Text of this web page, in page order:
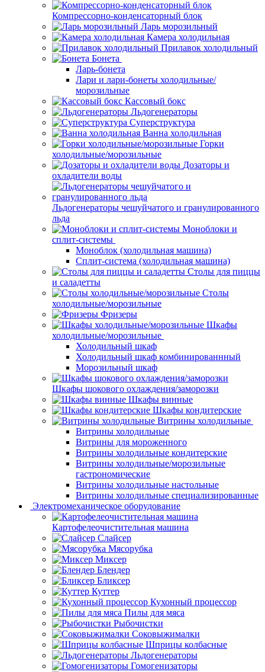
Компрессорно-конденсаторный блок
Ларь морозильный
Камера холодильная
Прилавок холодильный
Бонета
Ларь-бонета
Лари и лари-бонеты холодильные/
морозильные
Кассовый бокс
Льдогенераторы
Суперструктура
Ванна холодильная
Горки
холодильные/морозильные
Дозаторы и
охладители воды
Льдогенераторы чешуйчатого и гранулированного
льда
Моноблоки и
сплит-системы
Моноблок (холодильная машина)
Сплит-система (холодильная машина)
Столы для пиццы
и саладетты
Столы
холодильные/морозильные
Фризеры
Шкафы
холодильные/морозильные
Холодильный шкаф
Холодильный шкаф комбинированнный
Морозильный шкаф
Шкафы шокового охлаждения/заморозки
Шкафы винные
Шкафы кондитерские
Витрины холодильные
Витрины холодильные
Витрины для мороженного
Витрины холодильные кондитерские
Витрины холодильные/морозильные
гастрономические
Витрины холодильные настольные
Витрины холодильные специализированные
Электромеханическое оборудование
Картофелеочистительная машина
Слайсер
Мясорубка
Миксер
Блендер
Бликсер
Куттер
Кухонный процессор
Пилы для мяса
Рыбочистки
Соковыжималки
Шприцы колбасные
Льдогенераторы
Гомогенизаторы